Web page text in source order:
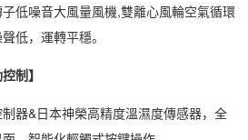
噪音大風量風機,雙離心風輪空氣循環
低，運轉平穩。
制】
&日本神榮高精度溫濕度傳感器，全